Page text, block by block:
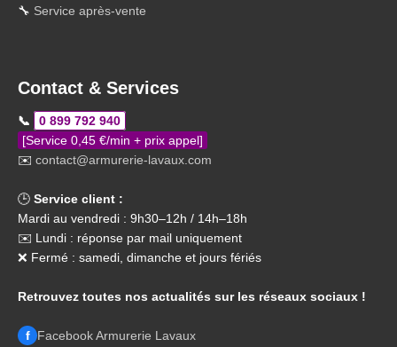
🔧 Service après-vente
Contact & Services
📞
0 899 792 940
[Service 0,45 €/min + prix appel]
✉️ contact@armurerie-lavaux.com
🕒 Service client :
Mardi au vendredi : 9h30–12h / 14h–18h
✉️ Lundi : réponse par mail uniquement
❌ Fermé : samedi, dimanche et jours fériés
Retrouvez toutes nos actualités sur les réseaux sociaux !
f Facebook Armurerie Lavaux